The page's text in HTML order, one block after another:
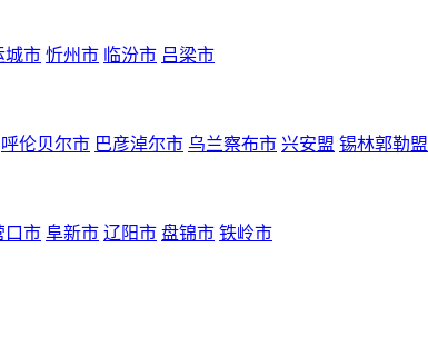
城市 忻州市 临汾市 吕梁市
呼伦贝尔市 巴彦淖尔市 乌兰察布市 兴安盟 锡林郭勒盟
口市 阜新市 辽阳市 盘锦市 铁岭市